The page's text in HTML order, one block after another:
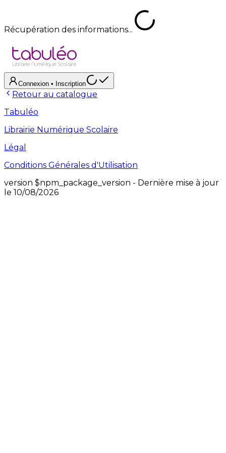
Récupération des informations...
Connexion • Inscription
Retour au catalogue
Tabuléo
Librairie Numérique Scolaire
Légal
Conditions Générales d'Utilisation
version $npm_package_version - Dernière mise à jour
le 10/08/2026